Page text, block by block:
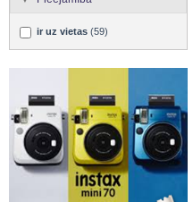
ir uz vietas (59)